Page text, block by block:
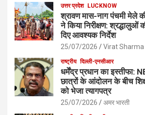
उत्तर प्रदेश LUCKNOW
श्रावण मास-नाग पंचमी मेले
ने किया निरीक्षण:
दिए आवश्यक निर्देश
25/07/2026 Virat Sharma
राष्ट्रीय दिल्ली-एनसीआर
धर्मेंद्र प्रधान का इस्तीफा:
छात्रों के आंदोलन के बीच
को भेजा त्यागपत्र
25/07/2026 अमर भारती